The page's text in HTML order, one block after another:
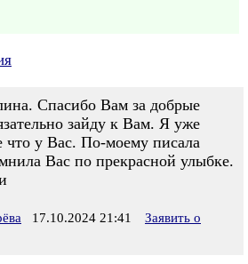
Спасибо Вам за добрые
зайду к Вам. Я уже
что у Вас. По-моему писала
Вас по прекрасной улыбке.
17.10.2024 21:41
Заявить о